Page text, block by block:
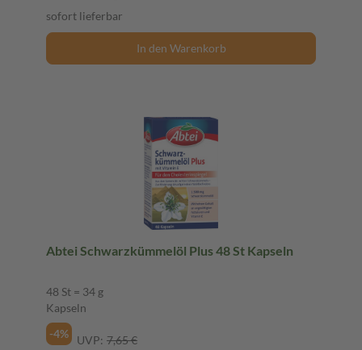
sofort lieferbar
In den Warenkorb
Abtei Schwarzkümmelöl Plus 48 St Kapseln
48 St = 34 g
Kapseln
-4%
UVP: 7,65 €